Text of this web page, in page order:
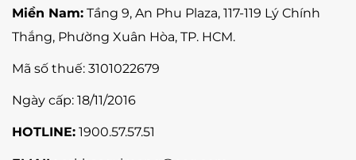
Miền Nam: Tầng 9, An Phu Plaza, 117-119 Lý Chính
Thắng, Phường Xuân Hòa, TP. HCM.
Mã số thuế: 3101022679
Ngày cấp: 18/11/2016
HOTLINE: 1900.57.57.51